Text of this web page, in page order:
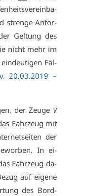
stren­ge An­for­
Gel­tung des
nicht mehr im
Fäl­
20.03.2019 –
der Zeu­ge V
Fahr­zeug mit
der
In ei­
Fahr­zeug da­
auf ei­ge­ne
des Bord­